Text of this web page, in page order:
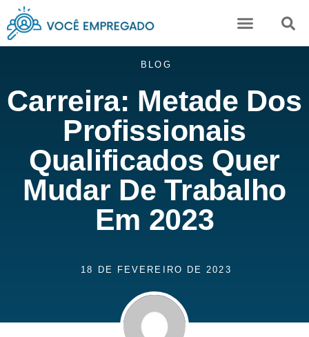
BLOG
Carreira: Metade Dos
Profissionais
Qualificados Quer
Mudar De Trabalho
Em 2023
18 DE FEVEREIRO DE 2023